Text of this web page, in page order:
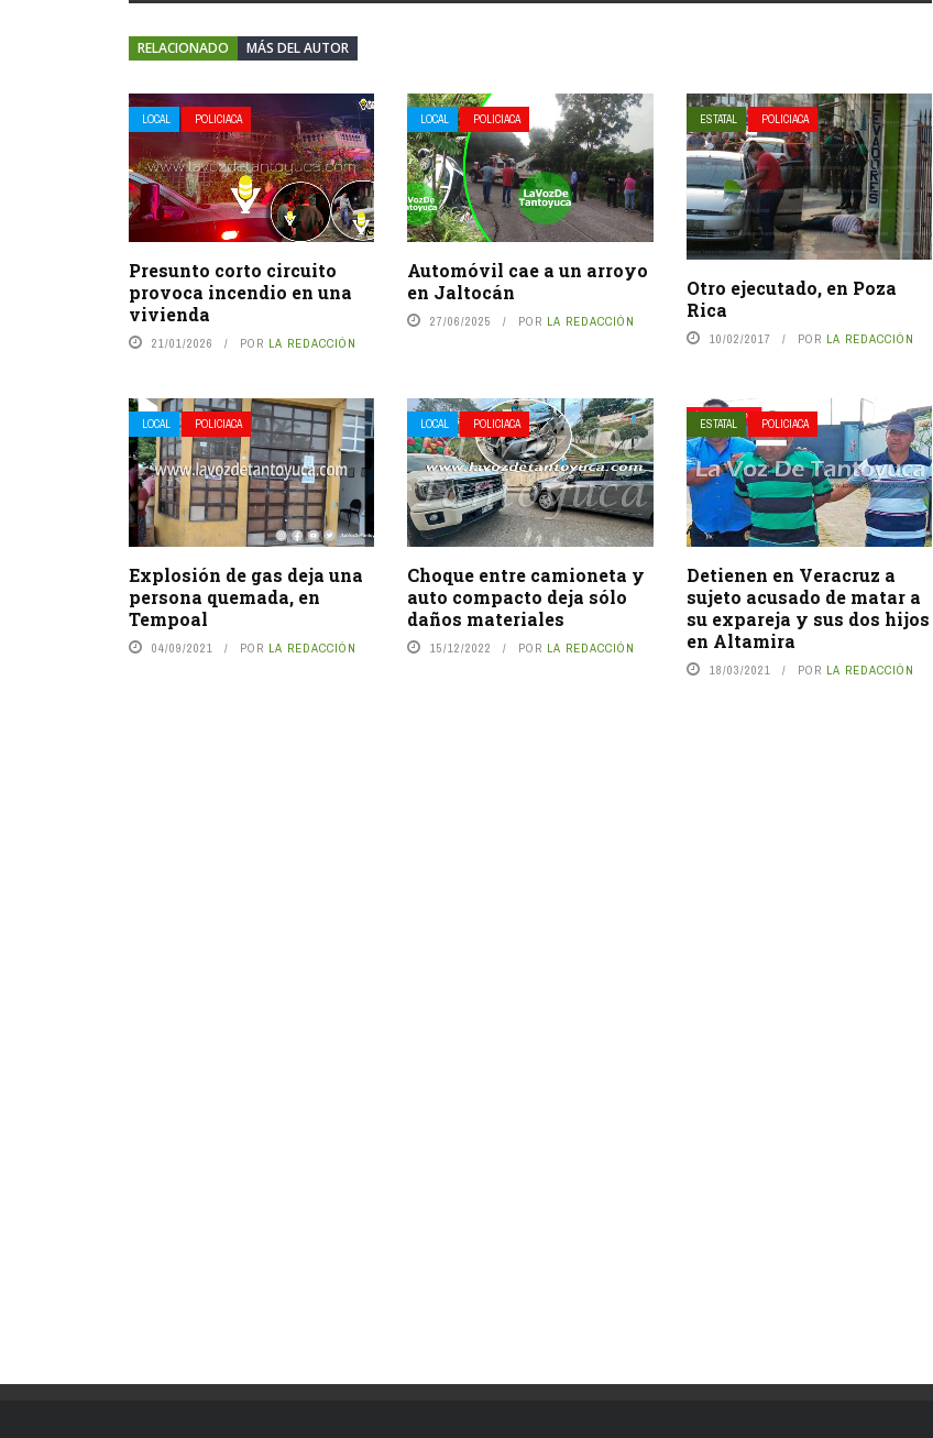
RELACIONADO MÁS DEL AUTOR
LOCAL POLICIACA
Presunto corto circuito
provoca incendio en una
vivienda
21/01/2026 POR LA REDACCIÓN
LOCAL POLICIACA
Automóvil cae a un arroyo
en Jaltocán
27/06/2025 POR LA REDACCIÓN
ESTATAL POLICIACA
Otro ejecutado, en Poza
Rica
10/02/2017 POR LA REDACCIÓN
LOCAL POLICIACA
Explosión de gas deja una
persona quemada, en
Tempoal
04/09/2021 POR LA REDACCIÓN
LOCAL POLICIACA
Choque entre camioneta y
auto compacto deja sólo
daños materiales
15/12/2022 POR LA REDACCIÓN
ESTATAL POLICIACA
Detienen en Veracruz a
sujeto acusado de matar a
su expareja y sus dos hijos
en Altamira
18/03/2021 POR LA REDACCIÓN